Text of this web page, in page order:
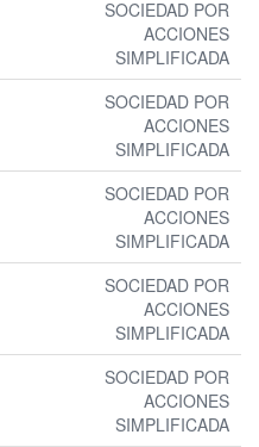
SOCIEDAD POR
ACCIONES
SIMPLIFICADA
SOCIEDAD POR
ACCIONES
SIMPLIFICADA
SOCIEDAD POR
ACCIONES
SIMPLIFICADA
SOCIEDAD POR
ACCIONES
SIMPLIFICADA
SOCIEDAD POR
ACCIONES
SIMPLIFICADA